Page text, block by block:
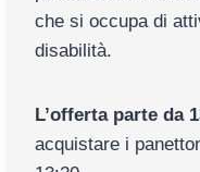
che si occupa di
disabilità.
L’offerta parte da
acquistare i